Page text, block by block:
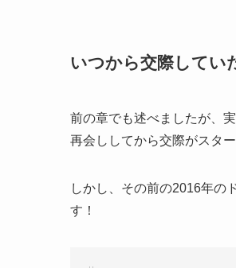
いつから交際してい
前の章でも述べましたが、
再会ししてから交際がスタ
しかし、その前の2016年の
す！